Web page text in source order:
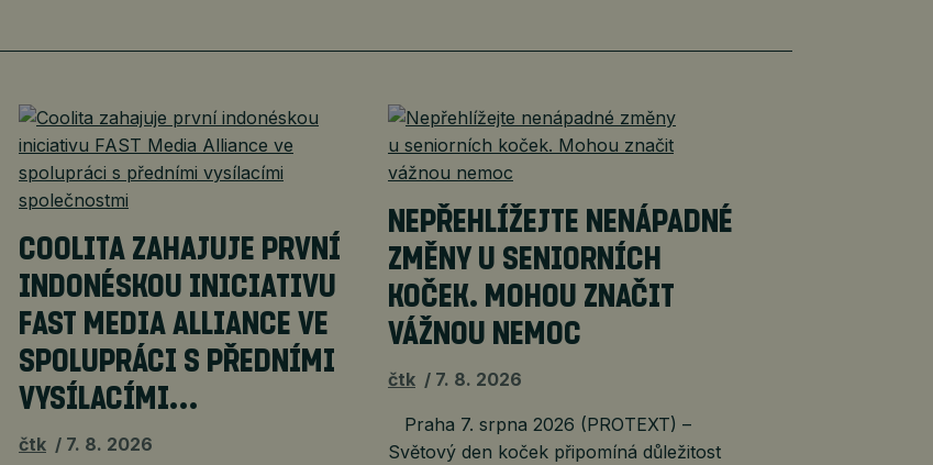
COOLITA ZAHAJUJE PRVNÍ
INDONÉSKOU INICIATIVU
FAST MEDIA ALLIANCE VE
SPOLUPRÁCI S PŘEDNÍMI
VYSÍLACÍMI…
čtk 7. 8. 2026
NEPŘEHLÍŽEJTE NENÁPADNÉ
ZMĚNY U SENIORNÍCH
KOČEK. MOHOU ZNAČIT
VÁŽNOU NEMOC
čtk 7. 8. 2026
Praha 7. srpna 2026 (PROTEXT) –
Světový den koček připomíná důležitost